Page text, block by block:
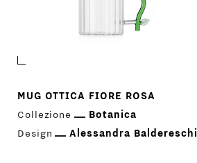
MUG OTTICA FIORE ROSA
Collezione
Botanica
Design
Alessandra Baldereschi